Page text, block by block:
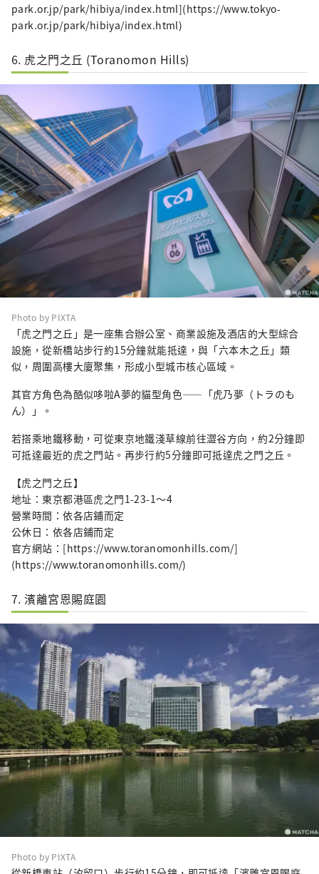
park.or.jp/park/hibiya/index.html](https://www.tokyo-
park.or.jp/park/hibiya/index.html)
6. 虎之門之丘 (Toranomon Hills)
Photo by PIXTA
「虎之門之丘」是一座集合辦公室、商業設施及酒店的大型綜合
設施，從新橋站步行約15分鐘就能抵達，與「六本木之丘」類
似，周圍高樓大廈聚集，形成小型城市核心區域。
其官方角色為酷似哆啦A夢的貓型角色——「虎乃夢（トラのも
ん）」。
若搭乘地鐵移動，可從東京地鐵淺草線前往澀谷方向，約2分鐘即
可抵達最近的虎之門站。再步行約5分鐘即可抵達虎之門之丘。
【虎之門之丘】
地址：東京都港區虎之門1-23-1〜4
營業時間：依各店鋪而定
公休日：依各店鋪而定
官方網站：[https://www.toranomonhills.com/]
(https://www.toranomonhills.com/)
7. 濱離宮恩賜庭園
Photo by PIXTA